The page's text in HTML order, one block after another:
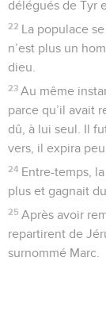
délégués de Tyr
22 La populace
n’est plus un
dieu.
23 Au même
parce qu’il avait
dû, à lui seul. Il
vers, il expira peu
24 Entre-temps,
plus et gagnait
25 Après avoir
repartirent de
surnommé Marc.